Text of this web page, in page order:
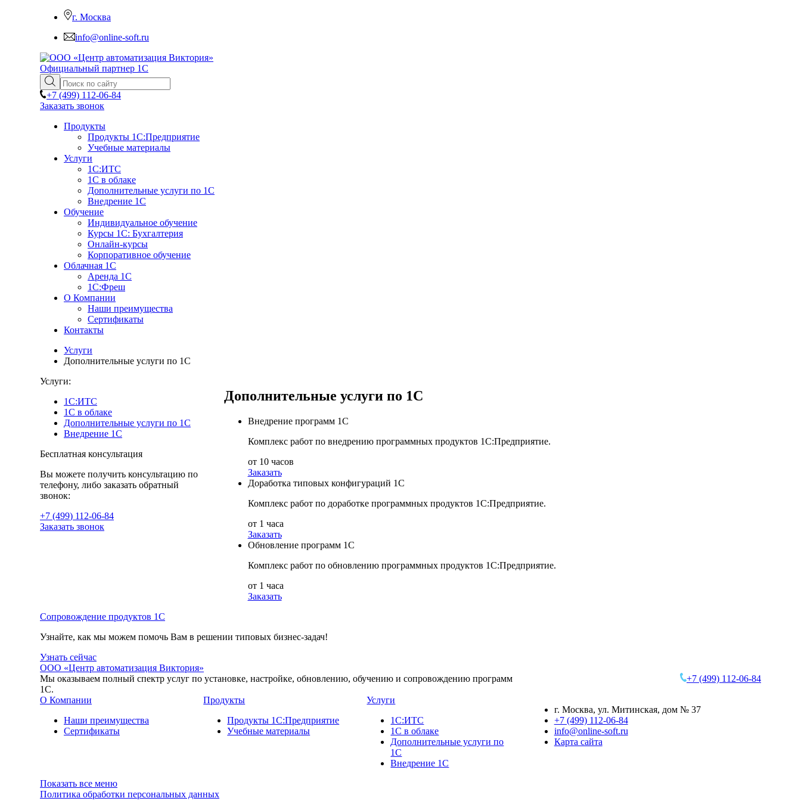
г. Москва
info@online-soft.ru
Официальный партнер 1С
+7 (499) 112-06-84
Заказать звонок
Продукты
Продукты 1С:Предприятие
Учебные материалы
Услуги
1С:ИТС
1С в облаке
Дополнительные услуги по 1С
Внедрение 1С
Обучение
Индивидуальное обучение
Курсы 1С: Бухгалтерия
Онлайн-курсы
Корпоративное обучение
Облачная 1С
Аренда 1С
1С:Фреш
О Компании
Наши преимущества
Сертификаты
Контакты
Услуги
Дополнительные услуги по 1С
Услуги:
1С:ИТС
1С в облаке
Дополнительные услуги по 1С
Внедрение 1С
Бесплатная консультация
Вы можете получить консультацию по
телефону, либо заказать обратный
звонок:
+7 (499) 112-06-84
Заказать звонок
Дополнительные услуги по 1С
Внедрение программ 1С
Комплекс работ по внедрению программных продуктов 1С:Предприятие.
от 10 часов
Заказать
Доработка типовых конфигураций 1С
Комплекс работ по доработке программных продуктов 1С:Предприятие.
от 1 часа
Заказать
Обновление программ 1С
Комплекс работ по обновлению программных продуктов 1С:Предприятие.
от 1 часа
Заказать
Сопровождение продуктов 1C
Узнайте, как мы можем помочь Вам в решении типовых бизнес-задач!
Узнать сейчас
ООО «Центр автоматизация Виктория»
Мы оказываем полный спектр услуг по установке, настройке, обновлению, обучению и сопровождению программ
1С.
+7 (499) 112-06-84
О Компании
Наши преимущества
Сертификаты
Продукты
Продукты 1С:Предприятие
Учебные материалы
Услуги
1С:ИТС
1С в облаке
Дополнительные услуги по
1С
Внедрение 1С
Показать все меню
Политика обработки персональных данных
г. Москва, ул. Митинская, дом № 37
+7 (499) 112-06-84
info@online-soft.ru
Карта сайта